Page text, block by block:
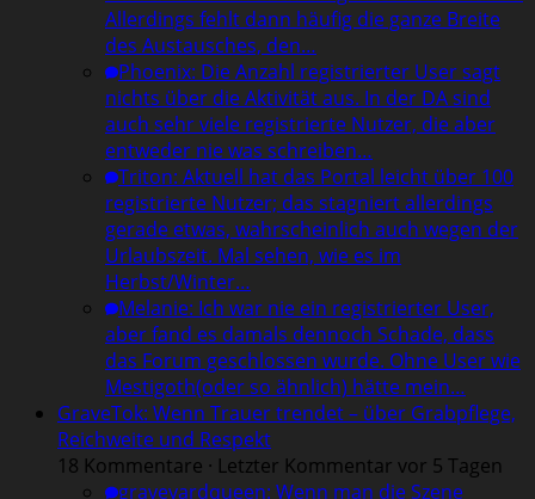
Allerdings fehlt dann häufig die ganze Breite
des Austausches, den…
Phoenix: Die Anzahl registrierter User sagt
nichts über die Aktivität aus. In der DA sind
auch sehr viele registrierte Nutzer, die aber
entweder nie was schreiben…
Triton: Aktuell hat das Portal leicht über 100
registrierte Nutzer; das stagniert allerdings
gerade etwas, wahrscheinlich auch wegen der
Urlaubszeit. Mal sehen, wie es im
Herbst/Winter…
Melanie: Ich war nie ein registrierter User,
aber fand es damals dennoch Schade, dass
das Forum geschlossen wurde. Ohne User wie
Mestigoth(oder so ähnlich) hätte mein…
GraveTok: Wenn Trauer trendet – über Grabpflege,
Reichweite und Respekt
18 Kommentare · Letzter Kommentar vor 5 Tagen
graveyardqueen: Wenn man die Szene